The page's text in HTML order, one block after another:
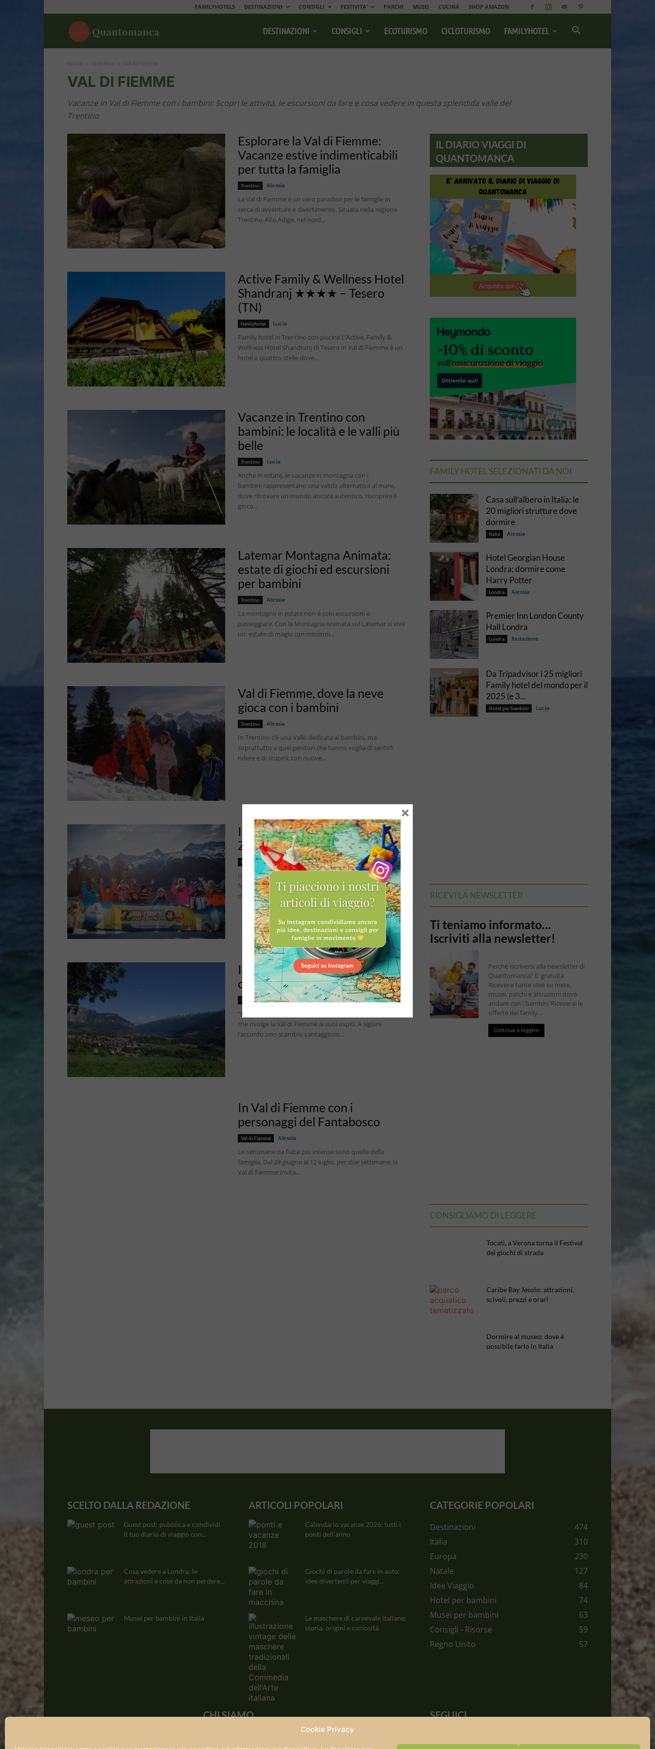
Cookie Privacy
FAMILYHOTELS DESTINAZIONI CONSIGLI FESTIVITA’ PARCHI MUSEI CUCINA SHOP AMAZON
DESTINAZIONI CONSIGLI ECOTURISMO CICLOTURISMO FAMILYHOTEL
VAL DI FIEMME
Vacanze in Val di Fiemme con i bambini: Scopri le attività, le escursioni da fare e cosa vedere in questa splendida valle del
Trentino
Esplorare la Val di Fiemme:
Vacanze estive indimenticabili
per tutta la famiglia
Trentino Alessia
La Val di Fiemme è un vero paradiso per le famiglie in
cerca di avventure e divertimento. Situata nella regione
Trentino-Alto Adige, nel nord...
Active Family & Wellness Hotel
Shandranj ★★★★ – Tesero
(TN)
familyhotel Lucia
Family hotel in Trentino con piscina L’Active, Family &
Wellness Hotel Shandranj di Tesero in Val di Fiemme è un
hotel a quattro stelle dove...
Vacanze in Trentino con
bambini: le località e le valli più
belle
Trentino Lucia
Anche in estate, le vacanze in montagna con i
bambini rappresentano una valida alternativa al mare,
dove ritrovare un mondo ancora autentico, riscoprire il
gioco...
Latemar Montagna Animata:
estate di giochi ed escursioni
per bambini
Trentino Alessia
La montagna in estate non è solo escursioni e
passeggiate. Con la Montagna Animata sul Latemar si vive
un' estate di magia con missioni...
Val di Fiemme, dove la neve
gioca con i bambini
Trentino Alessia
In Trentino c’è una Valle dedicata ai bambini, ma
soprattutto a quei genitori che hanno voglia di sentirli
ridere e di stupirli, con nuove...
In Val di Fiemme con lo
Zecchino d’ oro
Val di Fiemme Alessia
Una vacanza diversa vi aspetta in Val di Fiemme dall'1 all' 8
febbraio 2018 ZECCHINO D' ORO SULLA NEVE Lo Zecchino
d'Oro sbarca in Trentino per...
In Val di Fiemme la vacanza
costa meno con le Guest Card
Trentino Alessia
“Eco-sostieni i nostri ecosistemi”. È l’invito a chiare lettere
che rivolge la Val di Fiemme ai suoi ospiti. A siglare
l’accordo uno scambio vantaggioso...
In Val di Fiemme con i
personaggi del Fantabosco
Val di Fiemme Alessia
Le settimane da fiaba più intense sono quelle della
famiglia. Dal 28 giugno al 12 luglio, per due settimane, la
Val di Fiemme invita...
IL DIARIO VIAGGI DI
QUANTOMANCA
FAMILY HOTEL SELEZIONATI DA NOI
Casa sull’albero in Italia: le
20 migliori strutture dove
dormire
Italia Alessia
Hotel Georgian House
Londra: dormire come
Harry Potter
Londra Alessia
Premier Inn London County
Hall Londra
Londra Redazione
Da Tripadvisor i 25 migliori
Family hotel del mondo per il
2025 (e 3...
Hotel per bambini Lucia
RICEVI LA NEWSLETTER
Ti teniamo informato…
Iscriviti alla newsletter!
Perchè iscriversi alla newsletter di
Quantomanca? E' gratuita
Riceverai tante idee su mete,
musei, parchi e attrazioni dove
andare con i bambini Riceverai le
offerte dei family...
Continua a leggere
CONSIGLIAMO DI LEGGERE
Tocatì, a Verona torna il Festival
dei giochi di strada
Caribe Bay Jesolo: attrazioni,
scivoli, prezzi e orari
Dormire al museo: dove è
possibile farlo in Italia
SCELTO DALLA REDAZIONE
Guest post: pubblica e condividi
il tuo diario di viaggio con...
Cosa vedere a Londra: le
attrazioni e cose da non perdere...
Musei per bambini in Italia
ARTICOLI POPOLARI
Calendario vacanze 2026: tutti i
ponti dell’anno
Giochi di parole da fare in auto:
idee divertenti per viaggi...
Le maschere di carnevale italiane:
storia, origini e curiosità
CATEGORIE POPOLARI
Destinazioni
474
Italia
310
Europa
230
Natale
127
Idee Viaggio
84
Hotel per bambini
74
Musei per bambini
63
Consigli - Risorse
59
Regno Unito
57
CHI SIAMO
Quantomanca nasce oltre vent'anni fa e cresce insieme
SEGUICI
×